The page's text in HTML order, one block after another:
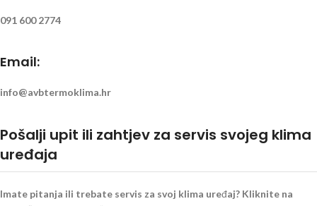
091 600 2774
Email:
info@avbtermoklima.hr
Pošalji upit ili zahtjev za servis svojeg klima
uređaja
Imate pitanja ili trebate servis za svoj klima uređaj? Kliknite na